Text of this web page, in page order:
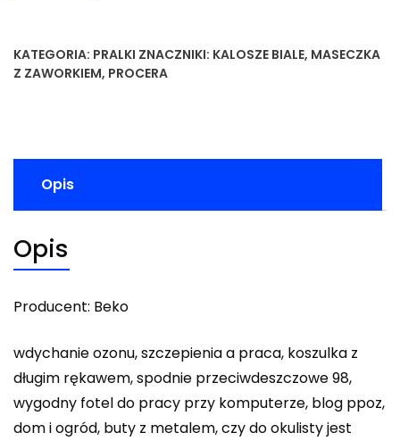
KATEGORIA: PRALKI ZNACZNIKI: KALOSZE BIALE, MASECZKA
Z ZAWORKIEM, PROCERA
Opis
Opis
Producent: Beko
wdychanie ozonu, szczepienia a praca, koszulka z
długim rękawem, spodnie przeciwdeszczowe 98,
wygodny fotel do pracy przy komputerze, blog ppoz,
dom i ogród, buty z metalem, czy do okulisty jest